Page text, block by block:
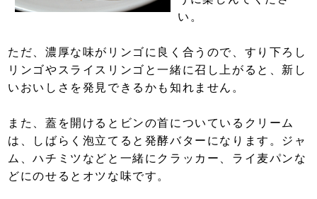
い。
ただ、濃厚な味がリンゴに良く合うので、すり下ろし
リンゴやスライスリンゴと一緒に召し上がると、新し
いおいしさを発見できるかも知れません。
また、蓋を開けるとビンの首についているクリーム
は、しばらく泡立てると発酵バターになります。ジャ
ム、ハチミツなどと一緒にクラッカー、ライ麦パンな
どにのせるとオツな味です。